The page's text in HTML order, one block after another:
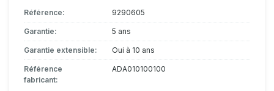
Référence: 9290605
Garantie: 5 ans
Garantie extensible: Oui à 10 ans
Référence
fabricant:
ADA010100100